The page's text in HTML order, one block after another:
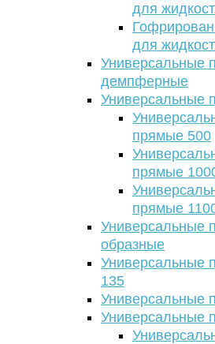
для
для
Универсальные
демпферные
Универсальные
прямые 500
прямые
прямые
Универсальные
образные
Универсальные
135
Универсальные
Универсальные